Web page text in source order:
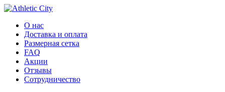
О нас
Доставка и оплата
Размерная сетка
FAQ
Акции
Отзывы
Сотрудничество